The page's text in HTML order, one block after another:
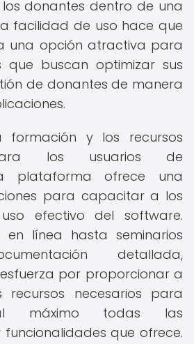
donantes dentro de una
facilidad de uso hace que
una opción atractiva para
que buscan optimizar sus
de donantes de manera
y los recursos
los usuarios de
plataforma ofrece una
para capacitar a los
efectivo del software.
en línea hasta seminarios
detallada,
por proporcionar a
recursos necesarios para
máximo todas las
que ofrece.